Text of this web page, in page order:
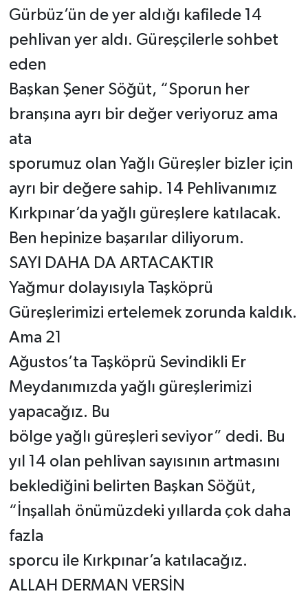
Gürbüz’ün de yer aldığı kafilede 14
pehlivan yer aldı. Güreşçilerle sohbet
eden
Başkan Şener Söğüt, “Sporun her
branşına ayrı bir değer veriyoruz ama
ata
sporumuz olan Yağlı Güreşler bizler için
ayrı bir değere sahip. 14 Pehlivanımız
Kırkpınar’da yağlı güreşlere katılacak.
Ben hepinize başarılar diliyorum.
SAYI DAHA DA ARTACAKTIR
Yağmur dolayısıyla Taşköprü
Güreşlerimizi ertelemek zorunda kaldık.
Ama 21
Ağustos’ta Taşköprü Sevindikli Er
Meydanımızda yağlı güreşlerimizi
yapacağız. Bu
bölge yağlı güreşleri seviyor” dedi. Bu
yıl 14 olan pehlivan sayısının artmasını
beklediğini belirten Başkan Söğüt,
“İnşallah önümüzdeki yıllarda çok daha
fazla
sporcu ile Kırkpınar’a katılacağız.
ALLAH DERMAN VERSİN